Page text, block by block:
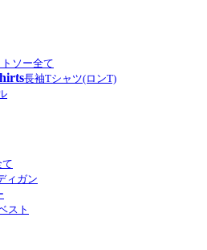
ソー全て
長袖Tシャツ(ロンT)
て
ィガン
スト